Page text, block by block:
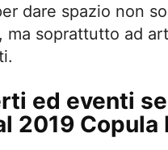
dare spazio non
ma soprattutto ad
ed eventi
2019 Copula